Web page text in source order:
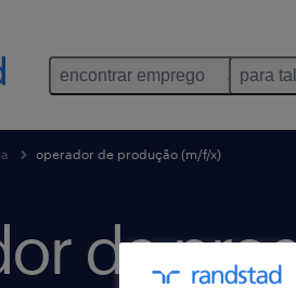
encontrar emprego para
operador de produção (m/f/x)
de